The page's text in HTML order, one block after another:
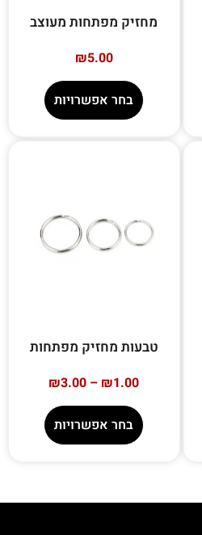
מחזיק מפתחות מעוצב
₪5.00
בחר אפשרויות
טבעות מחזיק מפתחות
₪1.00
–
₪3.00
בחר אפשרויות